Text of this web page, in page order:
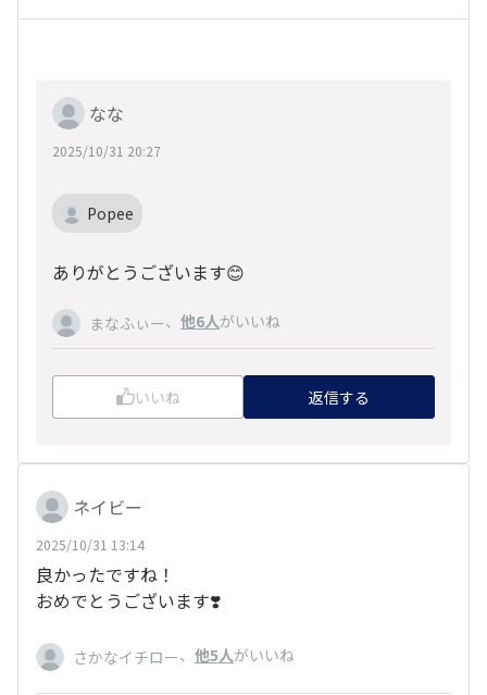
なな
2025/10/31 20:27
Popee
ありがとうございます😊
まなふぃー、 他6人がいいね
いいね 返信する
ネイビー
2025/10/31 13:14
良かったですね！
おめでとうございます❣️
さかなイチロー、 他5人がいいね